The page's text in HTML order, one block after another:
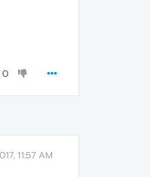
0
11:57 AM